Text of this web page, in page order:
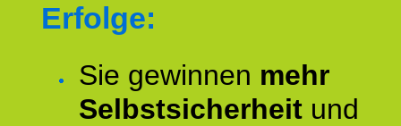
Erfolge:
Sie gewinnen mehr
Selbstsicherheit und